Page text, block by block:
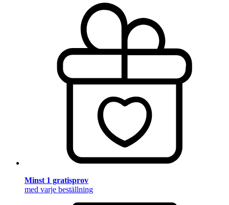
Minst 1 gratisprov
med varje beställning